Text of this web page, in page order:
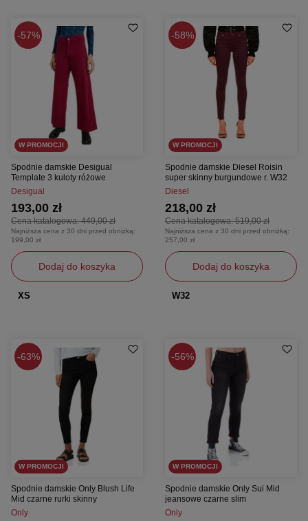
57%
W PROMOCJI
Spodnie damskie Desigual
Template 3 kuloty różowe
Desigual
Cena katalogowa:449,00 zł
193,00 zł
Najniższa cena z 30 dni przed obniżką:
199,00 zł
Dodaj do koszyka
XS
58%
W PROMOCJI
Spodnie damskie Diesel Roisin
super skinny burgundowe r. W32
Diesel
Cena katalogowa:519,00 zł
218,00 zł
Najniższa cena z 30 dni przed obniżką:
257,00 zł
Dodaj do koszyka
W32
63%
W PROMOCJI
Spodnie damskie Only Blush Life
Mid czarne rurki skinny
Only
56%
W PROMOCJI
Spodnie damskie Only Sui Mid
jeansowe czarne slim
Only